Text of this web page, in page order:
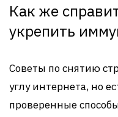
Как же
укрепить
Советы по снятию
углу интернета, но
проверенные